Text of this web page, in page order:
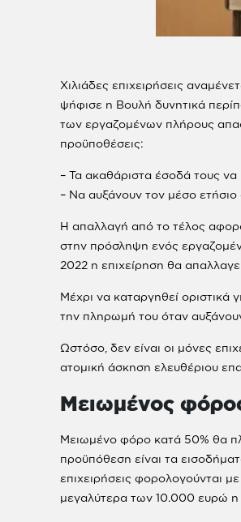
Χιλιάδες επιχειρήσεις
ψήφισε η Βουλή δυνητικά
των εργαζομένων πλήρους
προϋποθέσεις:
– Τα ακαθάριστα έσοδά τους
– Να αυξάνουν τον μέσο
Η απαλλαγή από το τέλος
στην πρόσληψη ενός
2022 η επιχείρηση θα
Μέχρι να καταργηθεί οριστικά
την πληρωμή του όταν
Ωστόσο, δεν είναι οι μόνες
ατομική άσκηση ελευθέριου
Μειωμένος
Μειωμένο φόρο κατά 50% θα
προϋπόθεση είναι τα
επιχειρήσεις φορολογούνται
μεγαλύτερα των 10.000 ευρώ η